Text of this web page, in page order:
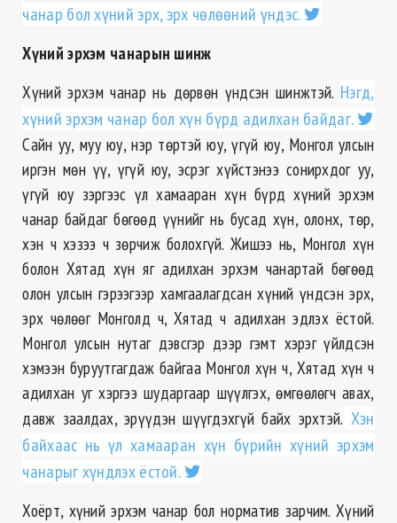
чанар бол хүний эрх, эрх чөлөөний үндэс.
Хүний эрхэм чанарын шинж
Хүний эрхэм чанар нь дөрвөн үндсэн шинжтэй. Нэгд,
хүний эрхэм чанар бол хүн бүрд адилхан байдаг.
Сайн уу, муу юу, нэр төртэй юу, үгүй юу, Монгол улсын
иргэн мөн үү, үгүй юу, эсрэг хүйстэнээ сонирхдог уу,
үгүй юу зэргээс үл хамааран хүн бүрд хүний эрхэм
чанар байдаг бөгөөд үүнийг нь бусад хүн, олонх, төр,
хэн ч хэзээ ч зөрчиж болохгүй. Жишээ нь, Монгол хүн
болон Хятад хүн яг адилхан эрхэм чанартай бөгөөд
олон улсын гэрээгээр хамгаалагдсан хүний үндсэн эрх,
эрх чөлөөг Монголд ч, Хятад ч адилхан эдлэх ёстой.
Монгол улсын нутаг дэвсгэр дээр гэмт хэрэг үйлдсэн
хэмээн буруутгагдаж байгаа Монгол хүн ч, Хятад хүн ч
адилхан уг хэргээ шударгаар шүүлгэх, өмгөөлөгч авах,
давж заалдах, эрүүдэн шүүгдэхгүй байх эрхтэй. Хэн
байхаас нь үл хамааран хүн бүрийн хүний эрхэм
чанарыг хүндлэх ёстой.
Хоёрт, хүний эрхэм чанар бол норматив зарчим. Хүний